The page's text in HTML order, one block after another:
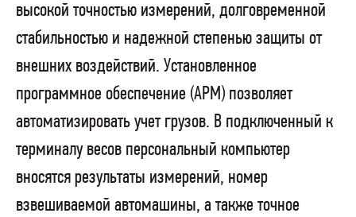
высокой точностью измерений, долговременной
стабильностью и надежной степенью защиты от
внешних воздействий. Установленное
программное обеспечение (АРМ) позволяет
автоматизировать учет грузов. В подключенный к
терминалу весов персональный компьютер
вносятся результаты измерений, номер
взвешиваемой автомашины, а также точное